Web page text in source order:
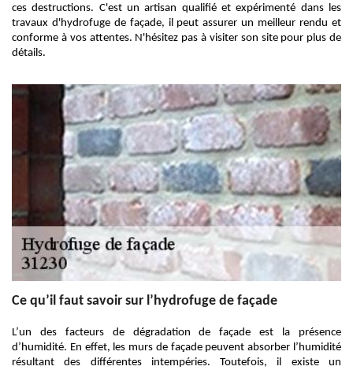
ces destructions. C'est un artisan qualifié et expérimenté dans les
travaux d'hydrofuge de façade, il peut assurer un meilleur rendu et
conforme à vos attentes. N'hésitez pas à visiter son site pour plus de
détails.
Ce qu’il faut savoir sur l’hydrofuge de façade
L’un des facteurs de dégradation de façade est la présence
d’humidité. En effet, les murs de façade peuvent absorber l’humidité
résultant des différentes intempéries. Toutefois, il existe un